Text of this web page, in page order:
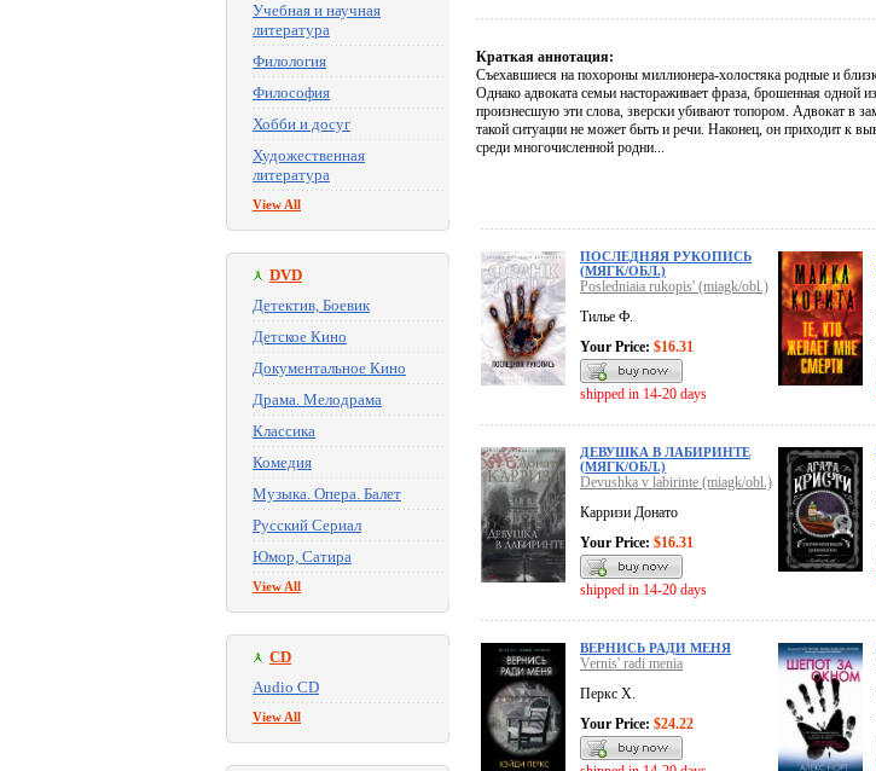
Учебная и научная
литература
Филология
Философия
Хобби и досуг
Художественная
литература
View All
DVD
Детектив, Боевик
Детское Кино
Документальное Кино
Драма. Мелодрама
Классика
Комедия
Музыка. Опера. Балет
Русский Сериал
Юмор, Сатира
View All
CD
Audio CD
View All
Краткая аннотация:
Съехавшиеся на похороны миллионера-холостяка родные и
Однако адвоката семьи настораживает фраза, брошенная
произнесшую эти слова, зверски убивают топором. Адвокат в
такой ситуации не может быть и речи. Наконец, он приходит к
среди многочисленной родни...
ПОСЛЕДНЯЯ РУКОПИСЬ
(МЯГК/ОБЛ.)
Posledniaia rukopis' (miagk/obl.)
Тилье Ф.
Your Price: $16.31
shipped in 14-20 days
ДЕВУШКА В ЛАБИРИНТЕ
(МЯГК/ОБЛ.)
Devushka v labirinte (miagk/obl.)
Карризи Донато
Your Price: $16.31
shipped in 14-20 days
ВЕРНИСЬ РАДИ МЕНЯ
Vernis' radi menia
Перкс Х.
Your Price: $24.22